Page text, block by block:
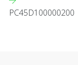
PC45D100000200